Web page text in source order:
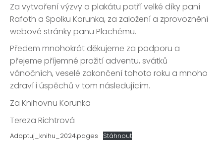
Za vytvoření výzvy a plakátu patří velké díky paní
Rafoth a Spolku Korunka, za založení a zprovoznění
webové stránky panu Plachému.
Předem mnohokrát děkujeme za podporu a
přejeme příjemné prožití adventu, svátků
vánočních, veselé zakončení tohoto roku a mnoho
zdraví i úspěchů v tom následujícím.
Za Knihovnu Korunka
Tereza Richtrová
Adoptuj_knihu_2024.pages Stáhnout